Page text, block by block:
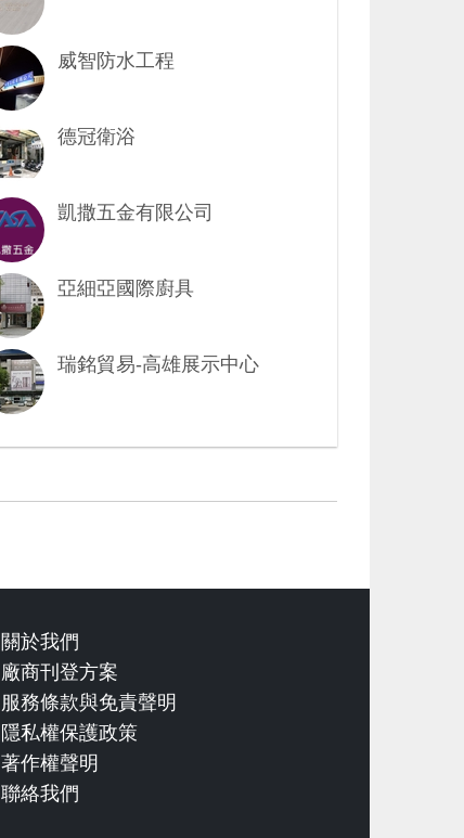
威智防水工程
德冠衛浴
凱撒五金有限公司
亞細亞國際廚具
瑞銘貿易-高雄展示中心
關於我們
廠商刊登方案
服務條款與免責聲明
隱私權保護政策
著作權聲明
聯絡我們